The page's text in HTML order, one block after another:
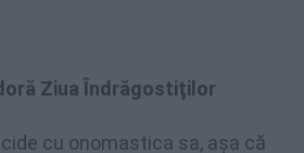
Ziua Îndrăgostiţilor
cu onomastica sa, aşa că